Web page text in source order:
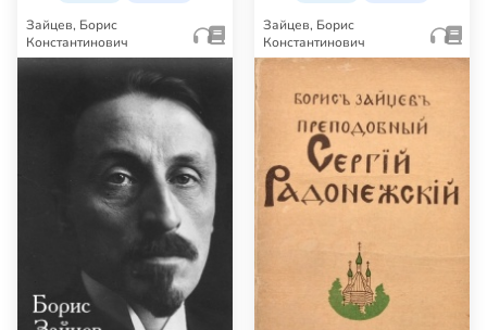
Зайцев, Борис
Константинович
Зайцев, Борис
Константинович